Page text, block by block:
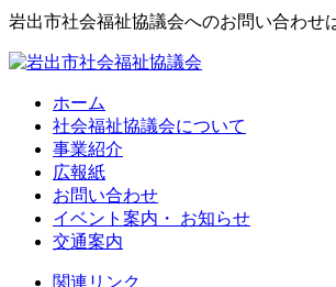
岩出市社会福祉協議会へのお問い合わせ
ホーム
社会福祉協議会について
事業紹介
広報紙
お問い合わせ
イベント案内・ お知らせ
交通案内
関連リンク